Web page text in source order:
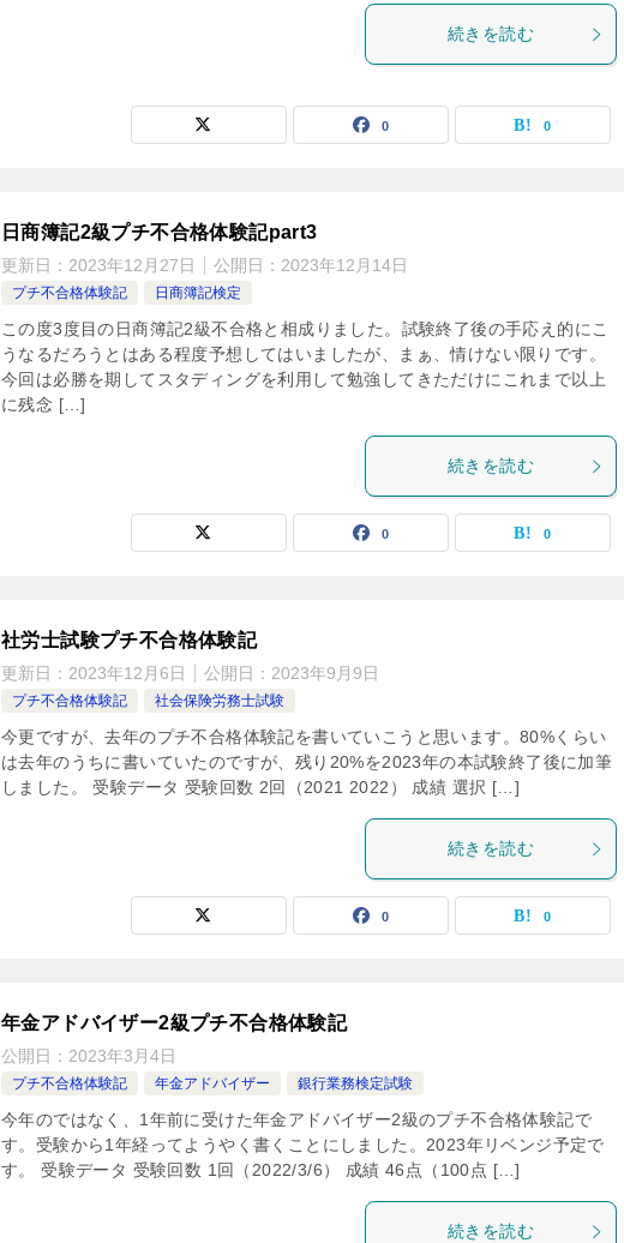
続きを読む
0 0
日商簿記2級プチ不合格体験記part3
更新日： 2023年12月27日 公開日： 2023年12月14日
プチ不合格体験記 日商簿記検定
この度3度目の日商簿記2級不合格と相成りました。試験終了後の手応え的にこ
うなるだろうとはある程度予想してはいましたが、まぁ、情けない限りです。
今回は必勝を期してスタディングを利用して勉強してきただけにこれまで以上
に残念 […]
続きを読む
0 0
社労士試験プチ不合格体験記
更新日： 2023年12月6日 公開日： 2023年9月9日
プチ不合格体験記 社会保険労務士試験
今更ですが、去年のプチ不合格体験記を書いていこうと思います。80%くらい
は去年のうちに書いていたのですが、残り20%を2023年の本試験終了後に加筆
しました。 受験データ 受験回数 2回（2021 2022） 成績 選択 […]
続きを読む
0 0
年金アドバイザー2級プチ不合格体験記
公開日： 2023年3月4日
プチ不合格体験記 年金アドバイザー 銀行業務検定試験
今年のではなく、1年前に受けた年金アドバイザー2級のプチ不合格体験記で
す。受験から1年経ってようやく書くことにしました。2023年リベンジ予定で
す。 受験データ 受験回数 1回（2022/3/6） 成績 46点（100点 […]
続きを読む